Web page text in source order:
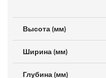
Высота (мм)
Ширина (мм)
Глубина (мм)